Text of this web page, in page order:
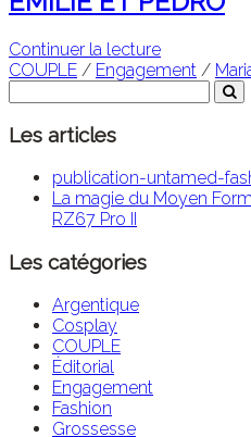
Continuer la lecture
COUPLE / Engagement /
Les articles
publication-untamed-
La magie du Moyen
RZ67 Pro II
Les catégories
Argentique
Cosplay
COUPLE
Éditorial
Engagement
Fashion
Grossesse